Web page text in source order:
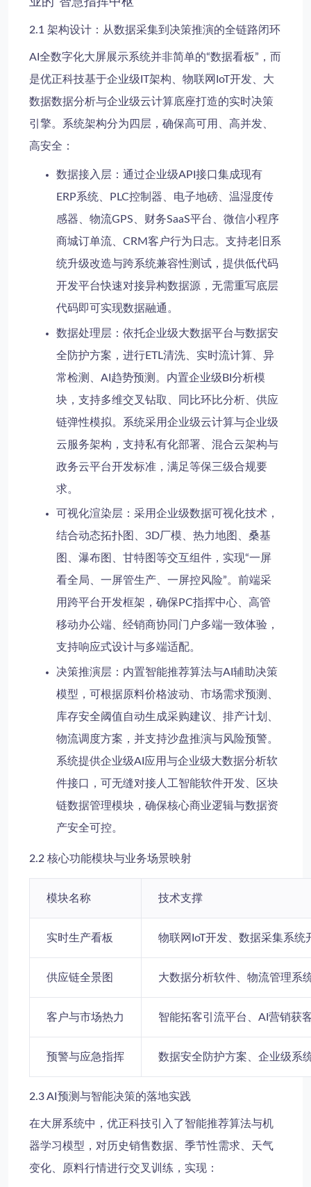
2.1 架构设计：从数据采集到决策推演的全链路闭环
AI全数字化大屏展示系统并非简单的“数据看板”，而
是优正科技基于企业级IT架构、物联网IoT开发、大
数据数据分析与企业级云计算底座打造的实时决策
引擎。系统架构分为四层，确保高可用、高并发、
高安全：
数据接入层 ：通过企业级API接口集成现有
ERP系统、PLC控制器、电子地磅、温湿度传
感器、物流GPS、财务SaaS平台、微信小程序
商城订单流、CRM客户行为日志。支持老旧系
统升级改造与跨系统兼容性测试，提供低代码
开发平台快速对接异构数据源，无需重写底层
代码即可实现数据融通。
数据处理层 ：依托企业级大数据平台与数据安
全防护方案，进行ETL清洗、实时流计算、异
常检测、AI趋势预测。内置企业级BI分析模
块，支持多维交叉钻取、同比环比分析、供应
链弹性模拟。系统采用企业级云计算与企业级
云服务架构，支持私有化部署、混合云架构与
政务云平台开发标准，满足等保三级合规要
求。
可视化渲染层 ：采用企业级数据可视化技术，
结合动态拓扑图、3D厂模、热力地图、桑基
图、瀑布图、甘特图等交互组件，实现“一屏
看全局、一屏管生产、一屏控风险”。前端采
用跨平台开发框架，确保PC指挥中心、高管
移动办公端、经销商协同门户多端一致体验，
支持响应式设计与多端适配。
决策推演层 ：内置智能推荐算法与AI辅助决策
模型，可根据原料价格波动、市场需求预测、
库存安全阈值自动生成采购建议、排产计划、
物流调度方案，并支持沙盘推演与风险预警。
系统提供企业级AI应用与企业级大数据分析软
件接口，可无缝对接人工智能软件开发、区块
链数据管理模块，确保核心商业逻辑与数据资
产安全可控。
2.2 核心功能模块与业务场景映射
模块名称 技术支撑
实时生产看板 物联网IoT开发、数据采集系统
供应链全景图 大数据分析软件、物流管理系
客户与市场热力 智能拓客引流平台、AI营销获
预警与应急指挥 数据安全防护方案、企业级系
2.3 AI预测与智能决策的落地实践
在大屏系统中，优正科技引入了智能推荐算法与机
器学习模型，对历史销售数据、季节性需求、天气
变化、原料行情进行交叉训练，实现：